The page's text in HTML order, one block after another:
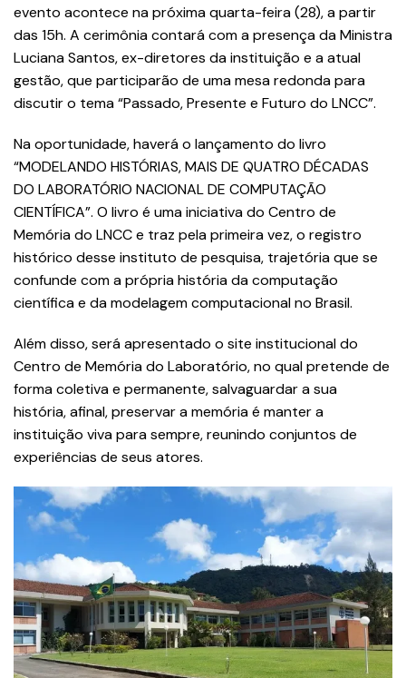
evento acontece na próxima quarta-feira (28), a partir
das 15h. A cerimônia contará com a presença da Ministra
Luciana Santos, ex-diretores da instituição e a atual
gestão, que participarão de uma mesa redonda para
discutir o tema “Passado, Presente e Futuro do LNCC”.
Na oportunidade, haverá o lançamento do livro
“MODELANDO HISTÓRIAS, MAIS DE QUATRO DÉCADAS
DO LABORATÓRIO NACIONAL DE COMPUTAÇÃO
CIENTÍFICA”. O livro é uma iniciativa do Centro de
Memória do LNCC e traz pela primeira vez, o registro
histórico desse instituto de pesquisa, trajetória que se
confunde com a própria história da computação
científica e da modelagem computacional no Brasil.
Além disso, será apresentado o site institucional do
Centro de Memória do Laboratório, no qual pretende de
forma coletiva e permanente, salvaguardar a sua
história, afinal, preservar a memória é manter a
instituição viva para sempre, reunindo conjuntos de
experiências de seus atores.